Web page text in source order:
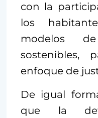
con la
los
modelos
sostenibles,
enfoque de
De igual
que la